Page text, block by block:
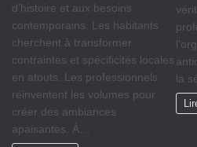
d’histoire et aux besoins
contemporains. Les habitants
cherchent à transformer
contraintes et spécificités locales
en atouts. Les professionnels
réinventent les volumes pour
créer des ambiances
apaisantes. À…
la